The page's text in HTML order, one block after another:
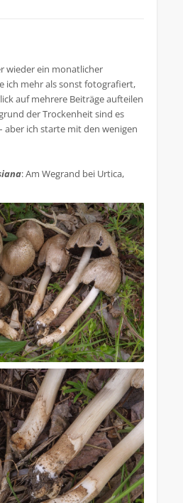
wieder ein monatlicher
ich mehr als sonst fotografiert,
auf mehrere Beiträge aufteilen
der Trockenheit sind es
aber ich starte mit den wenigen
: Am Wegrand bei Urtica,